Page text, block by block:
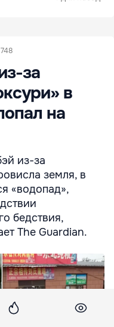
за
в
на
из-за
земля, в
«водопад»,
бедствия,
The Guardian.